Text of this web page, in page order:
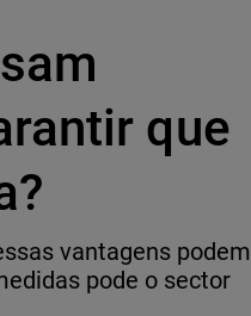
que
vantagens podem
pode o sector